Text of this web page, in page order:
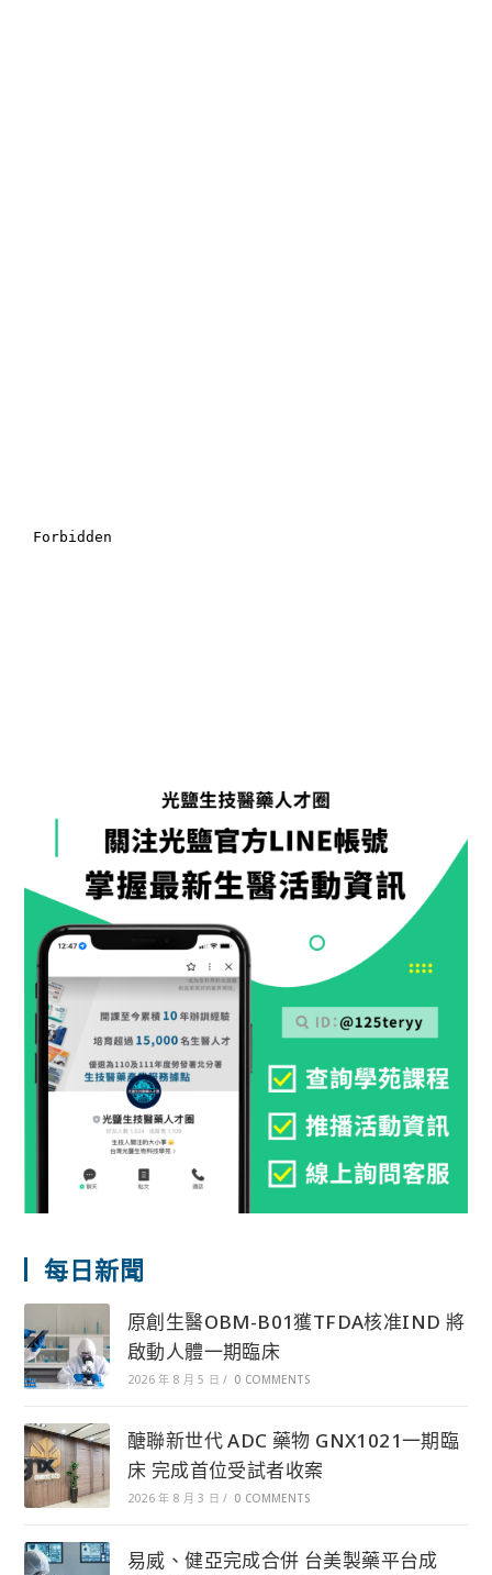
每日新聞
原創生醫OBM-B01獲TFDA核准IND 將
啟動人體一期臨床
2026 年 8 月 5 日 / 0 COMMENTS
醣聯新世代 ADC 藥物 GNX1021一期臨
床 完成首位受試者收案
2026 年 8 月 3 日 / 0 COMMENTS
易威、健亞完成合併 台美製藥平台成